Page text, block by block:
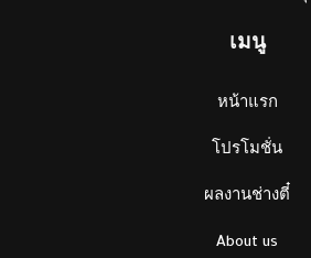
เมนู
หน้าแรก
โปรโมชั่น
ผลงานช่างตี๋
About us